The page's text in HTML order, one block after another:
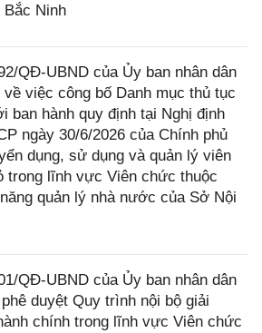
Ninh
QĐ-UBND của Ủy ban nhân dân
việc công bố Danh mục thủ tục
ban hành quy định tại Nghị định
ngày 30/6/2026 của Chính phủ
dụng, sử dụng và quản lý viên
trong lĩnh vực Viên chức thuộc
quản lý nhà nước của Sở Nội
QĐ-UBND của Ủy ban nhân dân
duyệt Quy trình nội bộ giải
chính trong lĩnh vực Viên chức